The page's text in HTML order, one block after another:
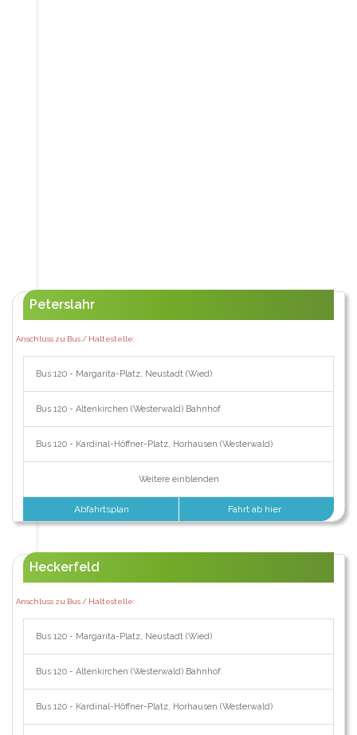
Peterslahr
Anschluss zu Bus / Haltestelle:
Bus 120 - Margarita-Platz, Neustadt (Wied)
Bus 120 - Altenkirchen (Westerwald) Bahnhof
Bus 120 - Kardinal-Höffner-Platz, Horhausen (Westerwald)
Weitere einblenden
Abfahrtsplan Fahrt ab hier
Heckerfeld
Anschluss zu Bus / Haltestelle:
Bus 120 - Margarita-Platz, Neustadt (Wied)
Bus 120 - Altenkirchen (Westerwald) Bahnhof
Bus 120 - Kardinal-Höffner-Platz, Horhausen (Westerwald)